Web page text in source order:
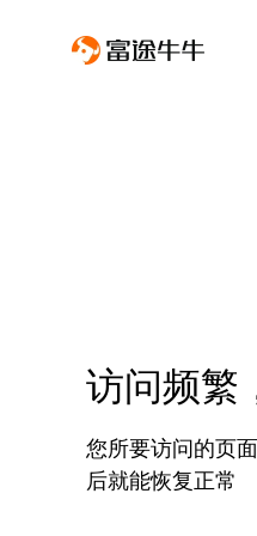
访问频繁
您所要访问的页
后就能恢复正常